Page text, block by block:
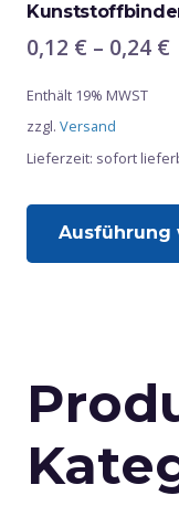
0,12 € – 0,24 €
Enthält 19% MWST
zzgl. Versand
Lieferzeit: sofort
Ausführung